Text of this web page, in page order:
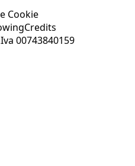
Cookie
Credits
00743840159